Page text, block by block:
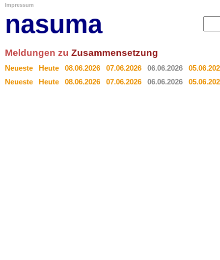
Impressum
nasuma
Meldungen zu Zusammensetzung
Neueste Heute 08.06.2026 07.06.2026 06.06.2026
Neueste
Heute 08.06.2026 07.06.2026 06.06.2026